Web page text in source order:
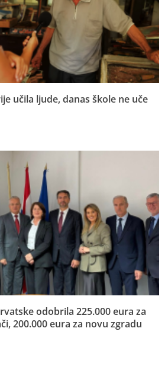
učila ljude, danas škole ne uče
odobrila 225.000 eura za
200.000 eura za novu zgradu